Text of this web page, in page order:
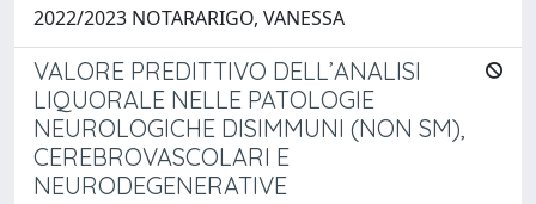
2022/2023 NOTARARIGO, VANESSA
VALORE PREDITTIVO DELL’ANALISI
LIQUORALE NELLE PATOLOGIE
NEUROLOGICHE DISIMMUNI (NON SM),
CEREBROVASCOLARI E
NEURODEGENERATIVE